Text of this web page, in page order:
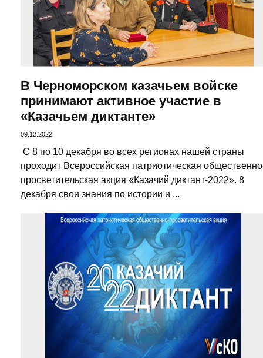
В Черноморском казачьем войске
принимают активное участие в
«Казачьем диктанте»
09.12.2022
С 8 по 10 декабря во всех регионах нашей страны
проходит Всероссийская патриотическая
просветительская акция «Казачий диктант-2022». 8
декабря свои знания по истории и ...